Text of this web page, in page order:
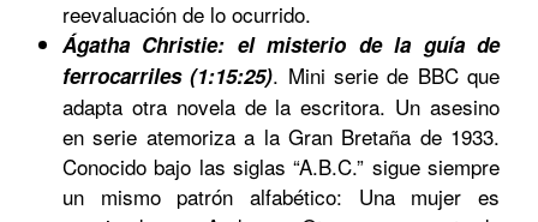
reevaluación de lo ocurrido.
Ágatha Christie: el misterio de la guía de
ferrocarriles (1:15:25). Mini serie de BBC que
adapta otra novela de la escritora. Un asesino
en serie atemoriza a la Gran Bretaña de 1933.
Conocido bajo las siglas “A.B.C.” sigue siempre
un mismo patrón alfabético: Una mujer es